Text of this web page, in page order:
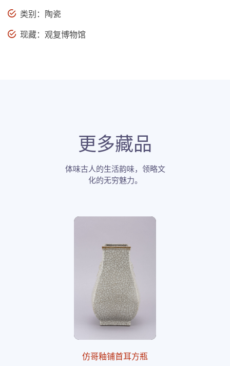
类别：陶瓷
现藏：观复博物馆
更多藏品
体味古人的生活韵味，领略文
化的无穷魅力。
仿哥釉铺首耳方瓶